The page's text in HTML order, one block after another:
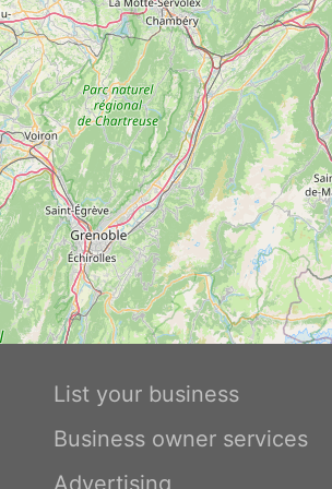
List your business
Business owner services
Advertising